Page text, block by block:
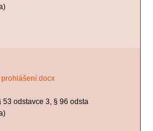
prohlášení.docx
odstavce 3, § 96 odsta